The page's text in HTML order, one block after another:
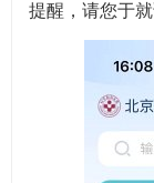
提醒，请您于